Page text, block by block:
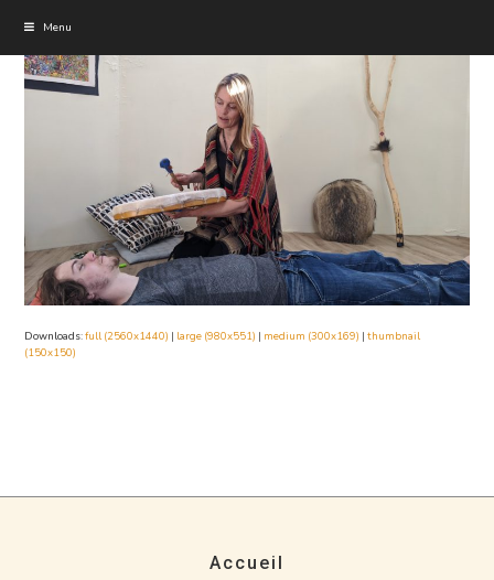
Menu
Downloads:full (2560x1440) | large (980x551) | medium (300x169) |thumbnail
(150x150)
Accueil